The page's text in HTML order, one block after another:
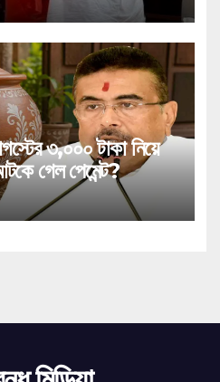
৩,০০০ টাকা নিয়ে
গেল পেমেন্ট?